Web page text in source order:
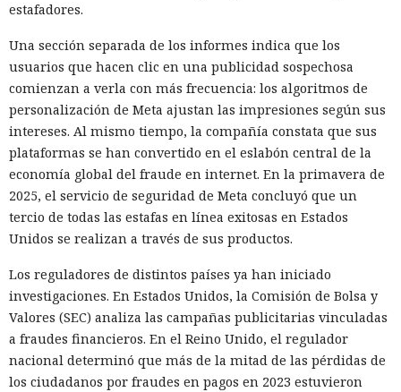
estafadores.
Una sección separada de los informes indica que los
usuarios que hacen clic en una publicidad sospechosa
comienzan a verla con más frecuencia: los algoritmos de
personalización de Meta ajustan las impresiones según sus
intereses. Al mismo tiempo, la compañía constata que sus
plataformas se han convertido en el eslabón central de la
economía global del fraude en internet. En la primavera de
2025, el servicio de seguridad de Meta concluyó que un
tercio de todas las estafas en línea exitosas en Estados
Unidos se realizan a través de sus productos.
Los reguladores de distintos países ya han iniciado
investigaciones. En Estados Unidos, la Comisión de Bolsa y
Valores (SEC) analiza las campañas publicitarias vinculadas
a fraudes financieros. En el Reino Unido, el regulador
nacional determinó que más de la mitad de las pérdidas de
los ciudadanos por fraudes en pagos en 2023 estuvieron